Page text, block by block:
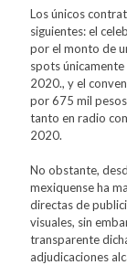
Los únicos
siguientes: el
por el monto de
spots
2020., y el
por 675 mil
tanto en radio
2020.
No obstante,
mexiquense ha
directas de
visuales, sin
transparente
adjudicaciones